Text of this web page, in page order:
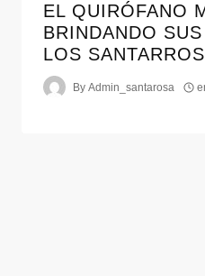
EL QUIRÓFANO
BRINDANDO
LOS
By Admin_santarosa